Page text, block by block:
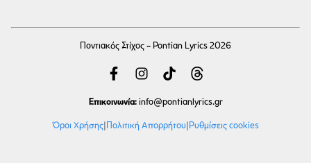
Ποντιακός Στίχος - Pontian Lyrics 2026
Επικοινωνία: info@pontianlyrics.gr
Όροι Χρήσης| Πολιτική Απορρήτου| Ρυθμίσεις cookies